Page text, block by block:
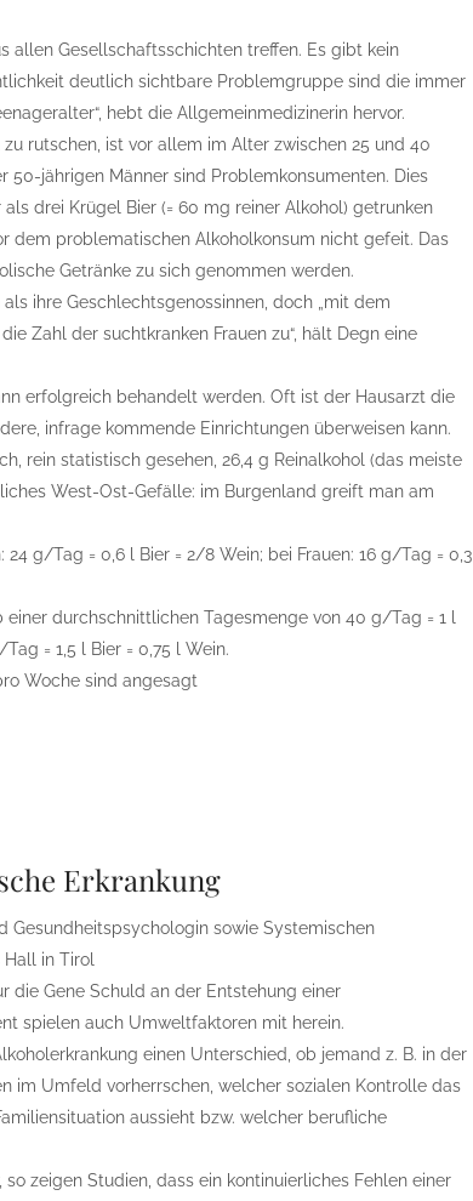
allen Gesellschaftsschichten treffen. Es gibt kein
deutlich sichtbare Problemgruppe sind die immer
hebt die Allgemeinmedizinerin hervor.
rutschen, ist vor allem im Alter zwischen 25 und 40
50-jährigen Männer sind Problemkonsumenten. Dies
drei Krügel Bier (= 60 mg reiner Alkohol) getrunken
dem problematischen Alkoholkonsum nicht gefeit. Das
Getränke zu sich genommen werden.
ihre Geschlechtsgenossinnen, doch „mit dem
Zahl der suchtkranken Frauen zu“, hält Degn eine
erfolgreich behandelt werden. Oft ist der Hausarzt die
infrage kommende Einrichtungen überweisen kann.
rein statistisch gesehen, 26,4 g Reinalkohol (das meiste
West-Ost-Gefälle: im Burgenland greift man am
g/Tag = 0,6 l Bier = 2/8 Wein; bei Frauen: 16 g/Tag = 0,3
durchschnittlichen Tagesmenge von 40 g/Tag = 1 l
= 1,5 l Bier = 0,75 l Wein.
Woche sind angesagt
Erkrankung
Gesundheitspsychologin sowie Systemischen
in Tirol
die Gene Schuld an der Entstehung einer
spielen auch Umweltfaktoren mit herein.
einen Unterschied, ob jemand z. B. in der
im Umfeld vorherrschen, welcher sozialen Kontrolle das
aussieht bzw. welcher berufliche
zeigen Studien, dass ein kontinuierliches Fehlen einer